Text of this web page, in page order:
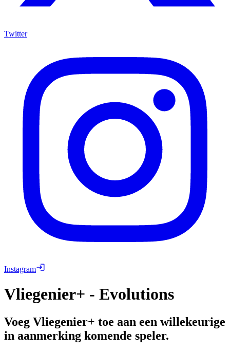
Twitter
Instagram
Vliegenier+ - Evolutions
Voeg Vliegenier+ toe aan een willekeurige
in aanmerking komende speler.